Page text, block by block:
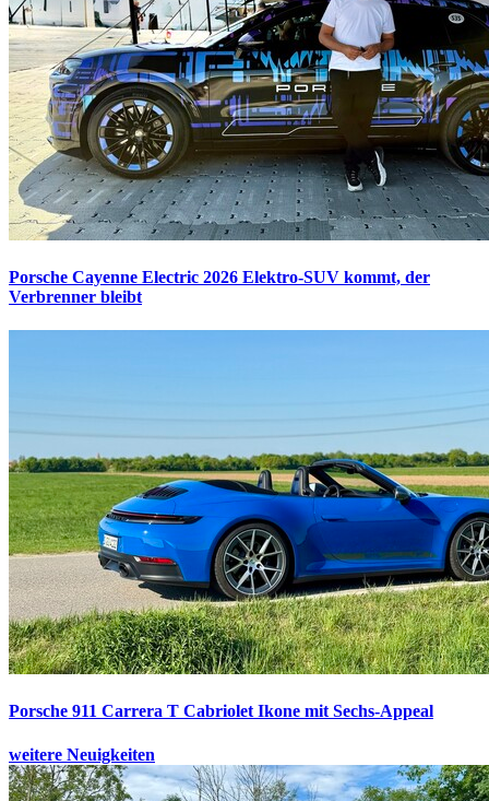
Porsche Cayenne Electric 2026 Elektro-SUV kommt, der
Verbrenner bleibt
Porsche 911 Carrera T Cabriolet Ikone mit Sechs-Appeal
weitere Neuigkeiten